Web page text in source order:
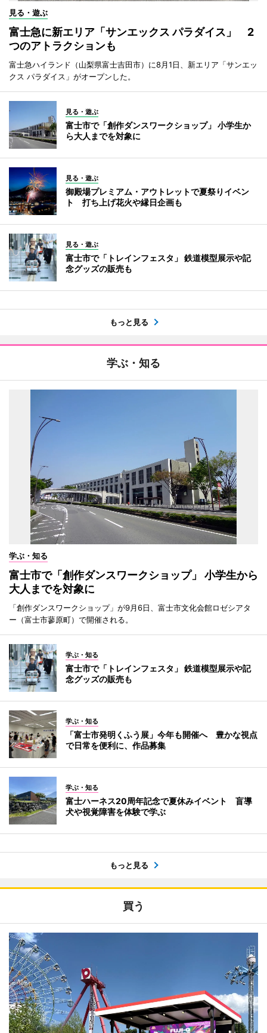
見る・遊ぶ
富士急に新エリア「サンエックス パラダイス」 2
つのアトラクションも
富士急ハイランド（山梨県富士吉田市）に8月1日、新エリア「サンエッ
クス パラダイス」がオープンした。
見る・遊ぶ
富士市で「創作ダンスワークショップ」 小学生か
ら大人までを対象に
見る・遊ぶ
御殿場プレミアム・アウトレットで夏祭りイベン
ト 打ち上げ花火や縁日企画も
見る・遊ぶ
富士市で「トレインフェスタ」 鉄道模型展示や記
念グッズの販売も
もっと見る
学ぶ・知る
学ぶ・知る
富士市で「創作ダンスワークショップ」 小学生から
大人までを対象に
「創作ダンスワークショップ」が9月6日、富士市文化会館ロゼシアタ
ー（富士市蓼原町）で開催される。
学ぶ・知る
富士市で「トレインフェスタ」 鉄道模型展示や記
念グッズの販売も
学ぶ・知る
「富士市発明くふう展」今年も開催へ 豊かな視点
で日常を便利に、作品募集
学ぶ・知る
富士ハーネス20周年記念で夏休みイベント 盲導
犬や視覚障害を体験で学ぶ
もっと見る
買う